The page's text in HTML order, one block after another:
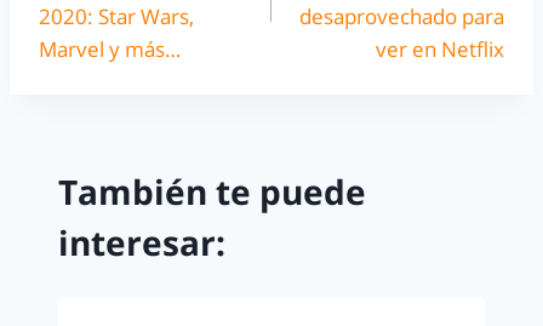
2020: Star Wars,
Marvel y más…
desaprovechado para
ver en Netflix
También te puede
interesar: